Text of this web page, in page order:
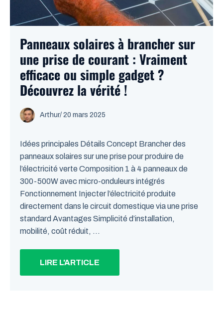
Panneaux solaires à brancher sur
une prise de courant : Vraiment
efficace ou simple gadget ?
Découvrez la vérité !
Arthur/ 20 mars 2025
Idées principales Détails Concept Brancher des
panneaux solaires sur une prise pour produire de
l’électricité verte Composition 1 à 4 panneaux de
300-500W avec micro-onduleurs intégrés
Fonctionnement Injecter l’électricité produite
directement dans le circuit domestique via une prise
standard Avantages Simplicité d’installation,
mobilité, coût réduit, ...
LIRE L'ARTICLE